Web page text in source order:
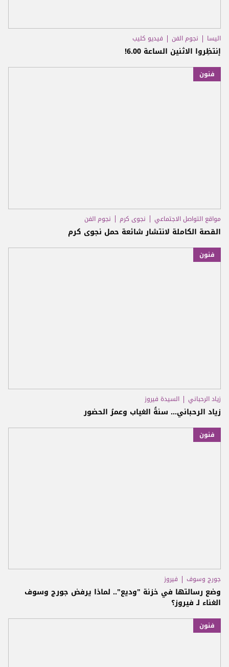
اليسا نجوم الفن فيديو كليب
إنتظِروا الاثنين الساعة 6.00!
فنون
مواقع التواصل الاجتماعي نجوى كرم نجوم الفن
القصة الكاملة لانتشار شائعة حمل نجوى كرم
فنون
زياد الرحباني السيدة فيروز
زياد الرحباني... سنةُ الغياب وعمرُ الحضور
فنون
جورج وسوف فيروز
وضع رسالتها في خزنة "وديع".. لماذا يرفض جورج وسوف
الغناء لـ فيروز؟
فنون